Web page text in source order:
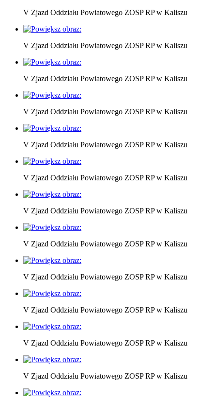
V Zjazd Oddziału Powiatowego ZOSP RP w Kaliszu
V Zjazd Oddziału Powiatowego ZOSP RP w Kaliszu
V Zjazd Oddziału Powiatowego ZOSP RP w Kaliszu
V Zjazd Oddziału Powiatowego ZOSP RP w Kaliszu
V Zjazd Oddziału Powiatowego ZOSP RP w Kaliszu
V Zjazd Oddziału Powiatowego ZOSP RP w Kaliszu
V Zjazd Oddziału Powiatowego ZOSP RP w Kaliszu
V Zjazd Oddziału Powiatowego ZOSP RP w Kaliszu
V Zjazd Oddziału Powiatowego ZOSP RP w Kaliszu
V Zjazd Oddziału Powiatowego ZOSP RP w Kaliszu
V Zjazd Oddziału Powiatowego ZOSP RP w Kaliszu
V Zjazd Oddziału Powiatowego ZOSP RP w Kaliszu